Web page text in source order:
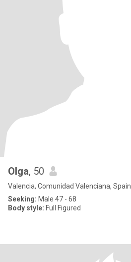
Olga, 50
Valencia, Comunidad Valenciana, Spain
Seeking: Male 47 - 68
Body style: Full Figured